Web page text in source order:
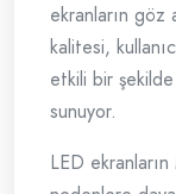
ekranların göz
kalitesi,
etkili bir
sunuyor.
LED